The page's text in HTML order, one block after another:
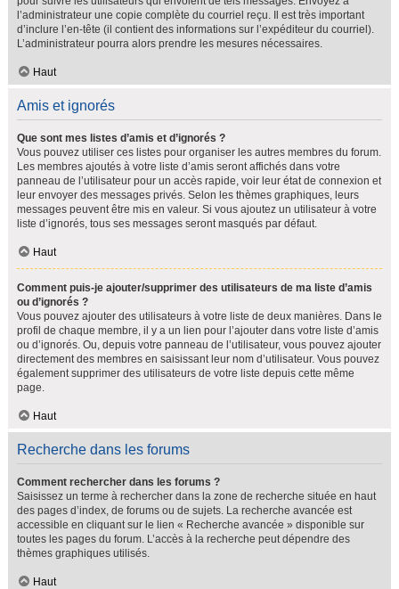
l’administrateur une copie complète du courriel reçu. Il est très important
d’inclure l’en-tête (il contient des informations sur l’expéditeur du courriel).
L’administrateur pourra alors prendre les mesures nécessaires.
Haut
Amis et ignorés
Que sont mes listes d’amis et d’ignorés ?
Vous pouvez utiliser ces listes pour organiser les autres membres du forum.
Les membres ajoutés à votre liste d’amis seront affichés dans votre
panneau de l’utilisateur pour un accès rapide, voir leur état de connexion et
leur envoyer des messages privés. Selon les thèmes graphiques, leurs
messages peuvent être mis en valeur. Si vous ajoutez un utilisateur à votre
liste d’ignorés, tous ses messages seront masqués par défaut.
Haut
Comment puis-je ajouter/supprimer des utilisateurs de ma liste d’amis
ou d’ignorés ?
Vous pouvez ajouter des utilisateurs à votre liste de deux manières. Dans le
profil de chaque membre, il y a un lien pour l’ajouter dans votre liste d’amis
ou d’ignorés. Ou, depuis votre panneau de l’utilisateur, vous pouvez ajouter
directement des membres en saisissant leur nom d’utilisateur. Vous pouvez
également supprimer des utilisateurs de votre liste depuis cette même
page.
Haut
Recherche dans les forums
Comment rechercher dans les forums ?
Saisissez un terme à rechercher dans la zone de recherche située en haut
des pages d’index, de forums ou de sujets. La recherche avancée est
accessible en cliquant sur le lien « Recherche avancée » disponible sur
toutes les pages du forum. L’accès à la recherche peut dépendre des
thèmes graphiques utilisés.
Haut